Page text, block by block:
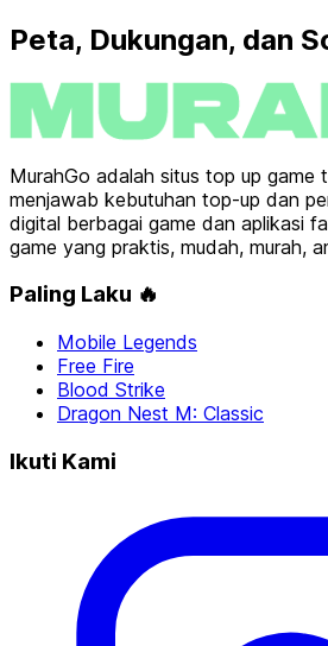
Peta, Dukungan, dan
MurahGo adalah situs top up game
menjawab kebutuhan top-up dan
digital berbagai game dan aplikasi
game yang praktis, mudah, murah,
Paling Laku 🔥
Mobile Legends
Free Fire
Blood Strike
Dragon Nest M: Classic
Ikuti Kami